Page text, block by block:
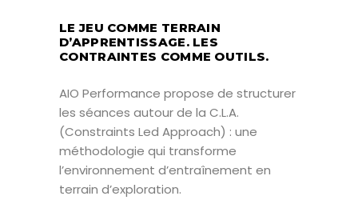
LE JEU COMME TERRAIN
D’APPRENTISSAGE. LES
CONTRAINTES COMME OUTILS.
AIO Performance propose de structurer
les séances autour de la C.L.A.
(Constraints Led Approach) : une
méthodologie qui transforme
l’environnement d’entraînement en
terrain d’exploration.